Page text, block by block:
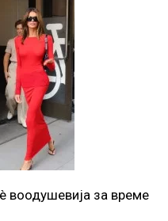
воодушевија за време